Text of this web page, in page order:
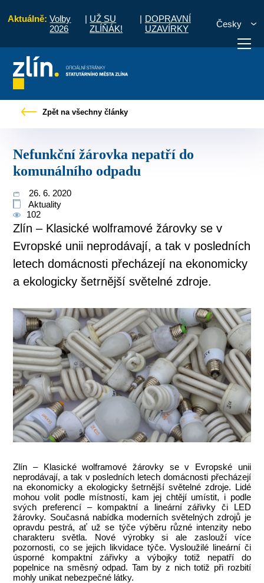
Aktuálně: Volby
2026
| UŽ SU
ZLÍŇÁK!
| DOPRAVNÍ
UZAVÍRKY
Česky
vyřídit Potřebuji zaplatit
Zpět na všechny články
Nefunkční žárovka nepatří do
komunálního odpadu
26. 6. 2020
Aktuality
102
Zlín – Klasické wolframové žárovky se v
Evropské unii neprodávají, a tak v posledních
letech domácnosti přecházejí na ekonomicky
a ekologicky šetrnější světelné zdroje.
Zlín – Klasické wolframové žárovky se v Evropské unii
neprodávají, a tak v posledních letech domácnosti přecházejí
na ekonomicky a ekologicky šetrnější světelné zdroje. Lidé
mohou volit podle místností, kam jej chtějí umístit, i podle
svých preferencí – kompaktní a lineární zářivky či LED
žárovky. Současná nabídka moderních světelných zdrojů je
opravdu pestrá, ať už se týče výběru různé intenzity nebo
charakteru světla. Nové výrobky si ale zaslouží více
pozornosti, co se jejich likvidace týče. Vysloužilé lineární či
úsporné kompaktní zářivky a výbojky totiž nepatří do
popelnice na směsný odpad. Tam by z nich totiž při rozbití
mohly unikat nebezpečné látky.